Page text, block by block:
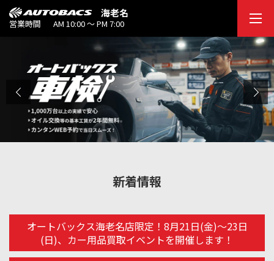
海老名
営業時間 AM 10:00 ～ PM 7:00
新着情報
オートバックス海老名店限定！8月21日(金)～23日
(日)、カー用品買取イベントを開催します！